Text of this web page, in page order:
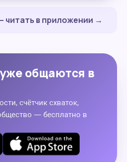
читать в приложении →
общаются в
счётчик схваток,
— бесплатно в